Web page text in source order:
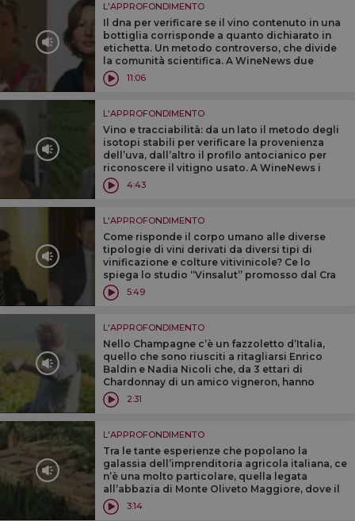
L'APPROFONDIMENTO
Il dna per verificare se il vino contenuto in una
bottiglia corrisponde a quanto dichiarato in
etichetta. Un metodo controverso, che divide
la comunità scientifica. A WineNews due
esperienze a confronto: Rita Vignani e Stella
Grando
11:06
L'APPROFONDIMENTO
Vino e tracciabilità: da un lato il metodo degli
isotopi stabili per verificare la provenienza
dell’uva, dall’altro il profilo antocianico per
riconoscere il vitigno usato. A WineNews i
ricercatori Federica Camin e Federico Mattivi
4:43
L'APPROFONDIMENTO
Come risponde il corpo umano alle diverse
tipologie di vini derivati da diversi tipi di
vinificazione e colture vitivinicole? Ce lo
spiega lo studio “Vinsalut” promosso dal Cra
di Conegliano, Università Tor Vergata e dal
Ministero dell’agricoltura
5:49
L'APPROFONDIMENTO
Nello Champagne c’è un fazzoletto d’Italia,
quello che sono riusciti a ritagliarsi Enrico
Baldin e Nadia Nicoli che, da 3 ettari di
Chardonnay di un amico vigneron, hanno
creato la prima etichetta tricolore della
bollicina più famosa del mondo, Encry
2:31
L'APPROFONDIMENTO
Tra le tante esperienze che popolano la
galassia dell’imprenditoria agricola italiana, ce
n’è una molto particolare, quella legata
all’abbazia di Monte Oliveto Maggiore, dove il
lavoro nei campi convive con l’aspetto
spirituale dei monaci benedettini
3:14